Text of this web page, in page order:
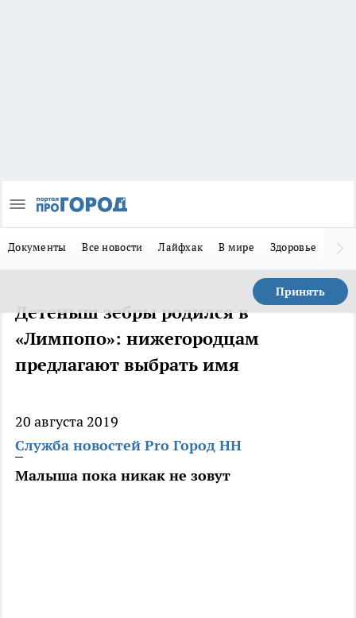
Документы Все новости Лайфхак В мире Здоровье
Принять
Детеныш зебры родился в
«Лимпопо»: нижегородцам
предлагают выбрать имя
20 августа 2019
Служба новостей Pro Город НН
Малыша пока никак не зовут